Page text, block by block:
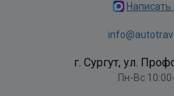
г. Сургут, ул.
Пн-Вс